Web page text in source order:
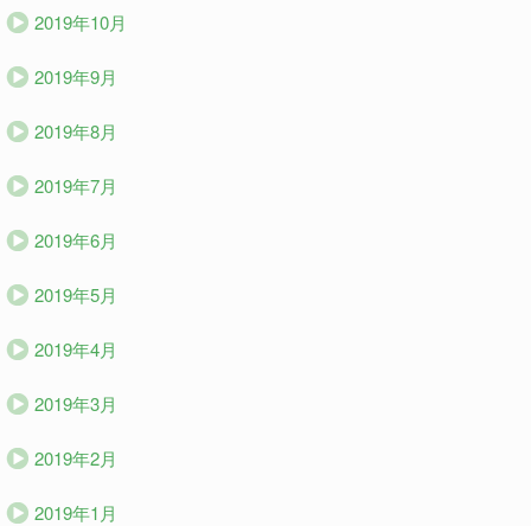
2019年10月
2019年9月
2019年8月
2019年7月
2019年6月
2019年5月
2019年4月
2019年3月
2019年2月
2019年1月